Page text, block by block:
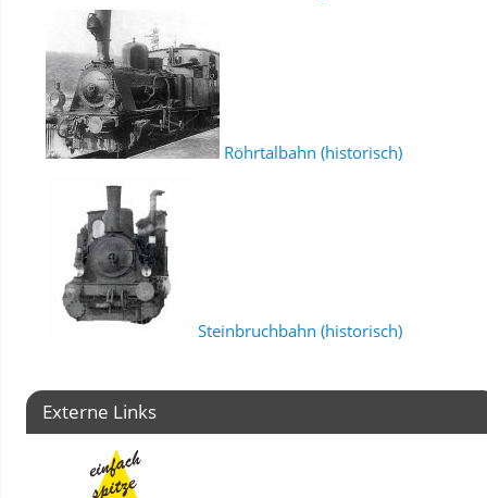
Röhrtalbahn (historisch)
Steinbruchbahn (historisch)
Externe Links